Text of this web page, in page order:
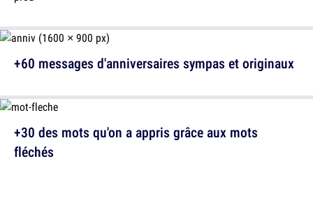
+30 des mots qu'on a appris grâce aux mots
fléchés
+60 messages d'anniversaires sympas et originaux